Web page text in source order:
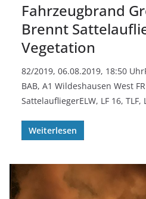
Fahrzeugbrand
Brennt
Vegetation
82/2019, 06.08.2019, 18:50
BAB, A1 Wildeshausen West
SattelaufliegerELW, LF 16, TLF,
Weiterlesen